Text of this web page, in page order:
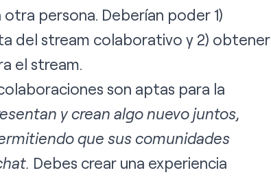
persona. Deberían poder 1)
del stream colaborativo y 2) obtener
el stream.
son aptas para la
y crean algo nuevo juntos,
que sus comunidades
Debes crear una experiencia